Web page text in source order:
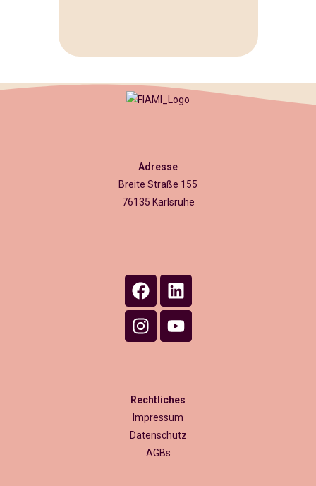
Adresse
Breite Straße 155
76135 Karlsruhe
Rechtliches
Impressum
Datenschutz
AGBs